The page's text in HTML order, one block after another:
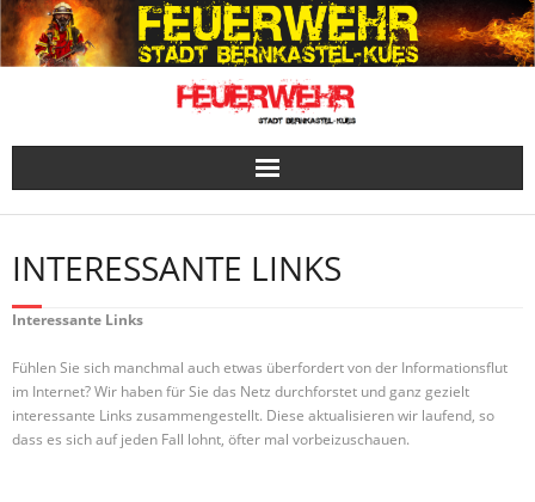
Skip
to
content
INTERESSANTE LINKS
Interessante Links
Fühlen Sie sich manchmal auch etwas überfordert von der Informationsflut
im Internet? Wir haben für Sie das Netz durchforstet und ganz gezielt
interessante Links zusammengestellt. Diese aktualisieren wir laufend, so
dass es sich auf jeden Fall lohnt, öfter mal vorbeizuschauen.